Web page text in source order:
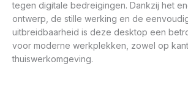
tegen digitale bedreigingen. Dankzij het
ontwerp, de stille werking en de
uitbreidbaarheid is deze desktop een
voor moderne werkplekken, zowel op
thuiswerkomgeving.